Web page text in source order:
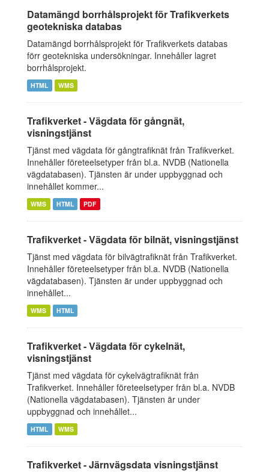
Datamängd borrhålsprojekt för Trafikverkets
geotekniska databas
Datamängd borrhålsprojekt för Trafikverkets databas
förr geotekniska undersökningar. Innehåller lagret
borrhålsprojekt.
HTML WMS
Trafikverket - Vägdata för gångnät,
visningstjänst
Tjänst med vägdata för gångtrafiknät från Trafikverket.
Innehåller företeelsetyper från bl.a. NVDB (Nationella
vägdatabasen). Tjänsten är under uppbyggnad och
innehållet kommer...
WMS HTML PDF
Trafikverket - Vägdata för bilnät, visningstjänst
Tjänst med vägdata för bilvägtrafiknät från Trafikverket.
Innehåller företeelsetyper från bl.a. NVDB (Nationella
vägdatabasen). Tjänsten är under uppbyggnad och
innehållet...
WMS HTML
Trafikverket - Vägdata för cykelnät,
visningstjänst
Tjänst med vägdata för cykelvägtrafiknät från
Trafikverket. Innehåller företeelsetyper från bl.a. NVDB
(Nationella vägdatabasen). Tjänsten är under
uppbyggnad och innehållet...
HTML WMS
Trafikverket - Järnvägsdata visningstjänst